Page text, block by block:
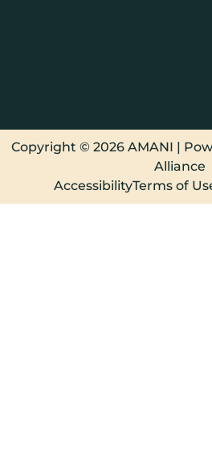
Copyright © 2026 AMANI |
Alliance
AccessibilityTerms of